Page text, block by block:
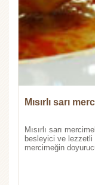
Mısırlı sarı
Mısırlı sarı
besleyici ve lezzetli
mercimeğin